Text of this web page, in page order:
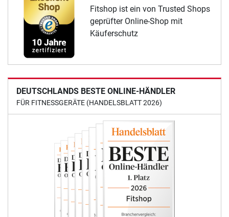
Fitshop ist ein von Trusted Shops
geprüfter Online-Shop mit
Käuferschutz
DEUTSCHLANDS BESTE ONLINE-HÄNDLER
FÜR FITNESSGERÄTE (HANDELSBLATT 2026)